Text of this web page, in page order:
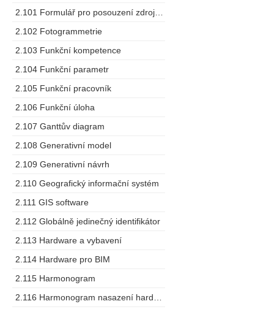
2.102 Fotogrammetrie
2.103 Funkční kompetence
2.104 Funkční parametr
2.105 Funkční pracovník
2.106 Funkční úloha
2.107 Ganttův diagram
2.108 Generativní model
2.109 Generativní návrh
2.110 Geografický informační systém
2.111 GIS software
2.112 Globálně jedinečný identifikátor
2.113 Hardware a vybavení
2.114 Hardware pro BIM
2.115 Harmonogram